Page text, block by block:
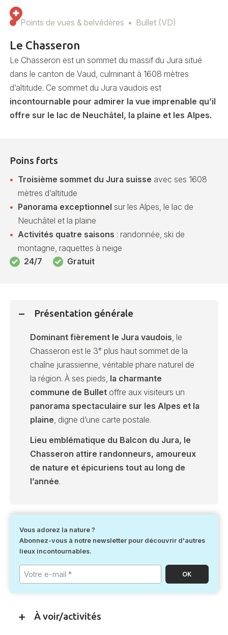
Points de vues & belvédères Bullet (VD)
Le Chasseron
Le Chasseron est un sommet du massif du Jura situé
dans le canton de Vaud, culminant à 1608 mètres
d’altitude. Ce sommet du Jura vaudois est
incontournable pour admirer la vue imprenable qu’il
offre sur le lac de Neuchâtel, la plaine et les Alpes.
Poins forts
Troisième sommet du Jura suisse avec ses 1608
mètres d’altitude
Panorama exceptionnel sur les Alpes, le lac de
Neuchâtel et la plaine
Activités quatre saisons : randonnée, ski de
montagne, raquettes à neige
24/7
Gratuit
Présentation générale
Dominant fièrement le Jura vaudois, le
Chasseron est le 3ᵉ plus haut sommet de la
chaîne jurassienne, véritable phare naturel de
la région. À ses pieds, la charmante
commune de Bullet offre aux visiteurs un
panorama spectaculaire sur les Alpes et la
plaine, digne d’une carte postale.
Lieu emblématique du Balcon du Jura, le
Chasseron attire randonneurs, amoureux
de nature et épicuriens tout au long de
l’année.
Vous adorez la nature ?
Abonnez-vous à notre newsletter pour découvrir d'autres
lieux incontournables.
Votre
e-
mail
À voir/activités